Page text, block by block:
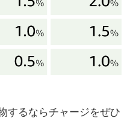
するならチャージをぜひ